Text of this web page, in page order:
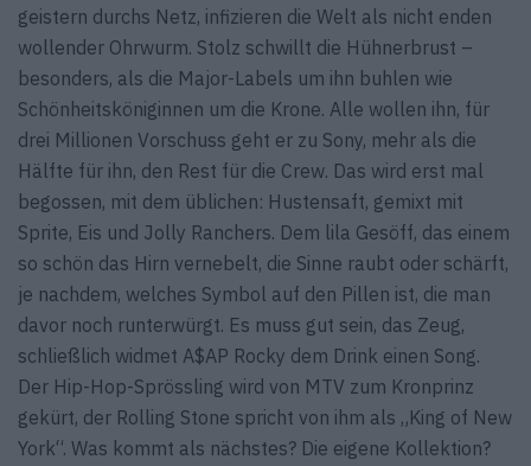
geistern durchs Netz, infizieren die Welt als nicht enden
wollender Ohrwurm. Stolz schwillt die Hühnerbrust –
besonders, als die Major-Labels um ihn buhlen wie
Schönheitsköniginnen um die Krone. Alle wollen ihn, für
drei Millionen Vorschuss geht er zu Sony, mehr als die
Hälfte für ihn, den Rest für die Crew. Das wird erst mal
begossen, mit dem üblichen: Hustensaft, gemixt mit
Sprite, Eis und Jolly Ranchers. Dem lila Gesöff, das einem
so schön das Hirn vernebelt, die Sinne raubt oder schärft,
je nachdem, welches Symbol auf den Pillen ist, die man
davor noch runterwürgt. Es muss gut sein, das Zeug,
schließlich widmet A$AP Rocky dem Drink einen Song.
Der Hip-Hop-Sprössling wird von MTV zum Kronprinz
gekürt, der Rolling Stone spricht von ihm als „King of New
York“. Was kommt als nächstes? Die eigene Kollektion?